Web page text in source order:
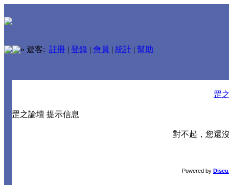
» 遊客: 註冊 | 登錄 | 會員 | 統計 | 幫助
罡
罡之論壇 提示信息
對不起，您還
Powered by